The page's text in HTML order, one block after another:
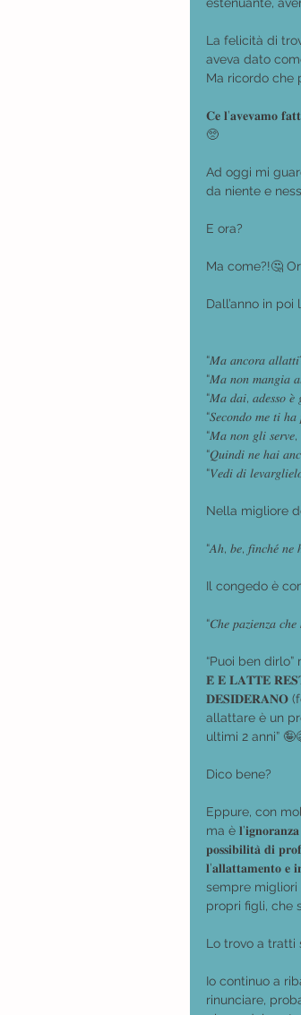
estenuante,
La felicità di
aveva dato
Ma ricordo che
𝐂𝐞 𝐥’𝐚𝐯𝐞𝐯𝐚𝐦𝐨
🥺
Ad oggi mi
da niente e
E ora?
Ma come?!🤔
Dall’anno in
“𝑀𝑎 𝑎𝑛𝑐𝑜𝑟𝑎
“𝑀𝑎 𝑛𝑜𝑛 𝑚𝑎𝑛𝑔𝑖𝑎
“𝑀𝑎 𝑑𝑎𝑖, 𝑎𝑑𝑒𝑠𝑠𝑜 𝑒̀
“𝑆𝑒𝑐𝑜𝑛𝑑𝑜 𝑚𝑒 𝑡𝑖 ℎ𝑎
“𝑀𝑎 𝑛𝑜𝑛 𝑔𝑙𝑖 𝑠𝑒𝑟𝑣𝑒,
“𝑄𝑢𝑖𝑛𝑑𝑖 𝑛𝑒 ℎ𝑎𝑖
“𝑉𝑒𝑑𝑖 𝑑𝑖
Nella migliore
“𝐴ℎ, 𝑏𝑒, 𝑓𝑖𝑛𝑐ℎ𝑒́ 𝑛𝑒
Il congedo è
“𝐶ℎ𝑒 𝑝𝑎𝑧𝑖𝑒𝑛𝑧𝑎 𝑐ℎ𝑒
“Puoi ben
𝐄̀ 𝐄 𝐋𝐀𝐓𝐓𝐄
𝐃𝐄𝐒𝐈𝐃𝐄𝐑𝐀𝐍𝐎
allattare è un
ultimi 2 anni”
Dico bene?
Eppure, con
ma è 𝐥’𝐢𝐠𝐧𝐨𝐫𝐚𝐧𝐳𝐚
𝐩𝐨𝐬𝐬𝐢𝐛𝐢𝐥𝐢𝐭𝐚̀ 𝐝𝐢
𝐥’𝐚𝐥𝐥𝐚𝐭𝐭𝐚𝐦𝐞𝐧𝐭𝐨
sempre
propri figli, che
Lo trovo a tratti
Io continuo a
rinunciare,